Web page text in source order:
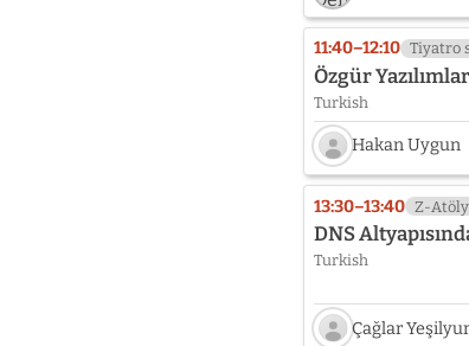
11:40–12:10 Tiyatro
Özgür
Turkish
Speaker
photo
not
provided
yet:
Uygun
Hakan Uygun
13:30–13:40 Z-
DNS
Turkish
Çağlar